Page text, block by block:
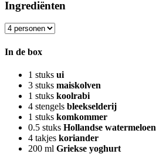
Ingrediënten
In de box
1 stuks ui
3 stuks maiskolven
1 stuks koolrabi
4 stengels bleekselderij
1 stuks komkommer
0.5 stuks Hollandse watermeloen
4 takjes koriander
200 ml Griekse yoghurt